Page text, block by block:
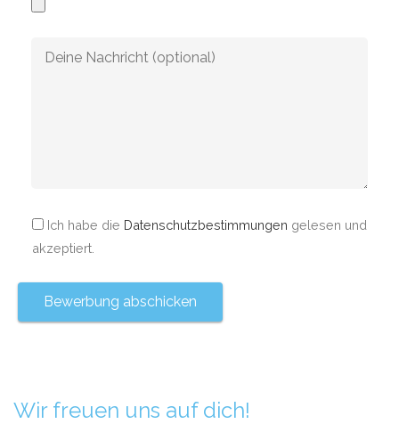
Ich habe die Datenschutzbestimmungen gelesen und
akzeptiert.
Wir freuen uns auf dich!